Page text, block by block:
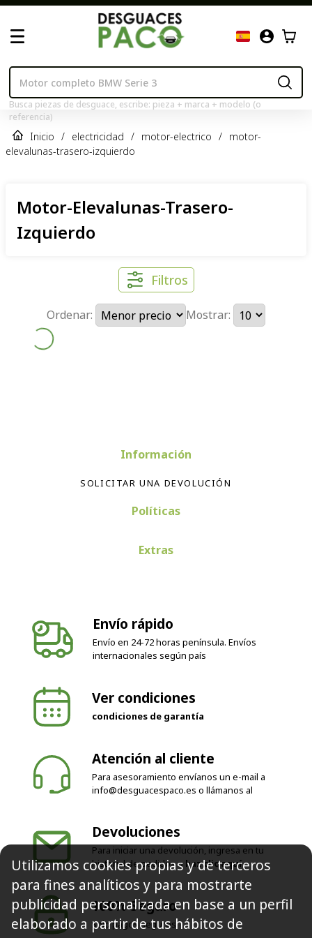
Busca piezas de desguace, escribe: pieza + marca + modelo (o
referencia)
Inicio / electricidad / motor-electrico / motor-
elevalunas-trasero-izquierdo
Motor-Elevalunas-Trasero-
Izquierdo
Filtros
Ordenar: Mostrar:
SOLICITAR UNA DEVOLUCIÓN
Políticas
Envío en 24-72 horas península. Envíos
internacionales según país
condiciones de garantía
Para asesoramiento envíanos un e-mail a
info@desguacespaco.es o llámanos al
Para iniciar una devolución, ingresa en tu
historial de pedidos o
100% Seguro
Solo pagos seguros
Utilizamos cookies propias y de terceros
para fines analíticos y para mostrarte
publicidad personalizada en base a un perfil
elaborado a partir de tus hábitos de